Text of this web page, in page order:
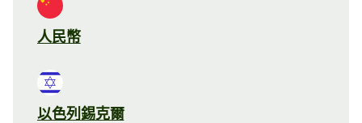
人民幣
以色列錫克爾